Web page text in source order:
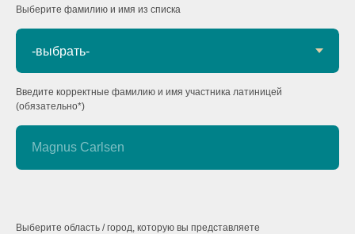
Выберите фамилию и имя из списка
Введите корректные фамилию и имя участника латиницей
(обязательно*)
Magnus Carlsen
Выберите облаcть / город, которую вы представляете